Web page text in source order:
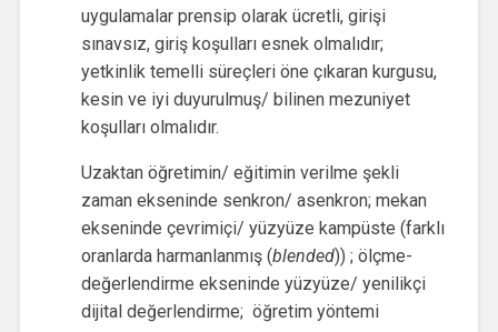
uygulamalar prensip olarak ücretli, girişi
sınavsız, giriş koşulları esnek olmalıdır;
yetkinlik temelli süreçleri öne çıkaran kurgusu,
kesin ve iyi duyurulmuş/ bilinen mezuniyet
koşulları olmalıdır.
Uzaktan öğretimin/ eğitimin verilme şekli
zaman ekseninde senkron/ asenkron; mekan
ekseninde çevrimiçi/ yüzyüze kampüste (farklı
oranlarda harmanlanmış (blended)) ; ölçme-
değerlendirme ekseninde yüzyüze/ yenilikçi
dijital değerlendirme; öğretim yöntemi